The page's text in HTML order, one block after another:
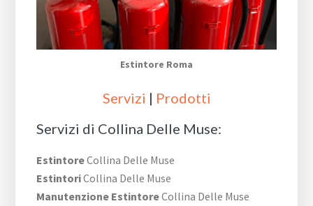
Estintore Roma
Servizi | Prodotti
Servizi di Collina Delle Muse:
EstintoreCollina Delle Muse
EstintoriCollina Delle Muse
Manutenzione EstintoreCollina Delle Muse